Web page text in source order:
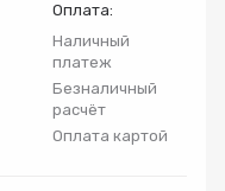
Оплата:
Наличный
платеж
Безналичный
расчёт
Оплата картой